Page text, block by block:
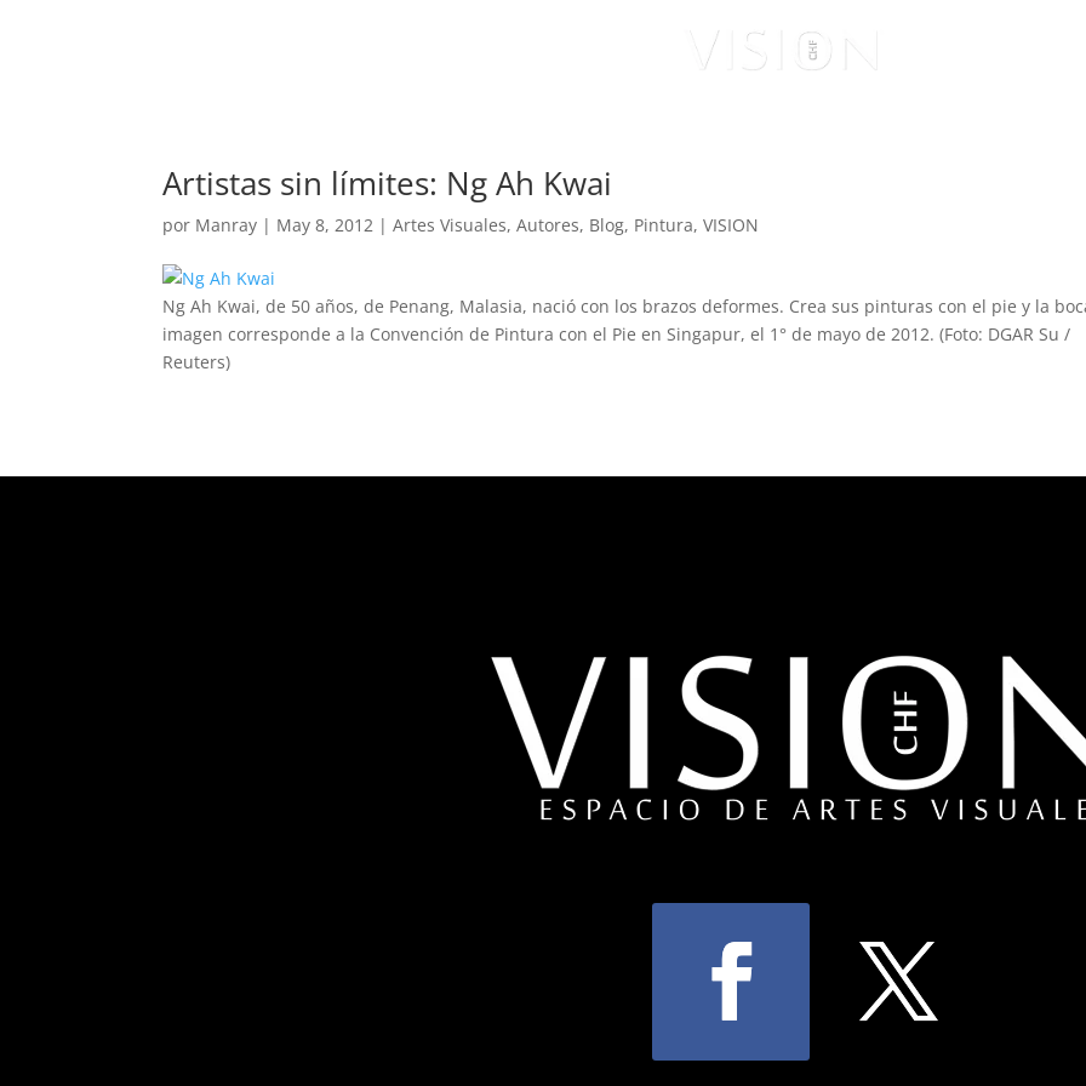
Artistas sin límites: Ng Ah Kwai
por Manray | May 8, 2012 |Artes Visuales,Autores, Blog, Pintura,VISION
Ng Ah Kwai, de 50 años, de Penang, Malasia, nació con los brazos deformes. Crea sus pinturas con el pie y la
imagen corresponde a la Convención de Pintura con el Pie en Singapur, el 1° de mayo de 2012. (Foto: DGAR Su /
Reuters)